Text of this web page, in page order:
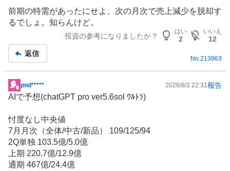
前期の特需があったにせよ、次の月次で売上減少を脱却す
るでしょ。知らんけど。
投資の参考になりましたか？
はい
2
いいえ
12
返信
No.213963
掲
示
記
事
pnd***** 2026/8/3 22:31報告
AIで予想(chatGPT pro ver5.6sol ｳﾙﾄﾗ)
忖度なし中央値
7月月次（全体/中古/新品） 109/125/94
2Q単独 103.5億/5.0億
上期 220.7億/12.9億
通期 467億/24.4億